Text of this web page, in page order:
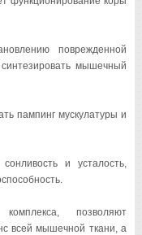
поврежденной
мышечный
пампинг мускулатуры и
и усталость,
позволяют
всей мышечной ткани, а